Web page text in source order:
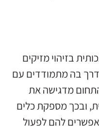
בזיהוי מזיקים
בה מתמודדים עם
מדגישה את
ובכך מספקת כלים
להם לפעול